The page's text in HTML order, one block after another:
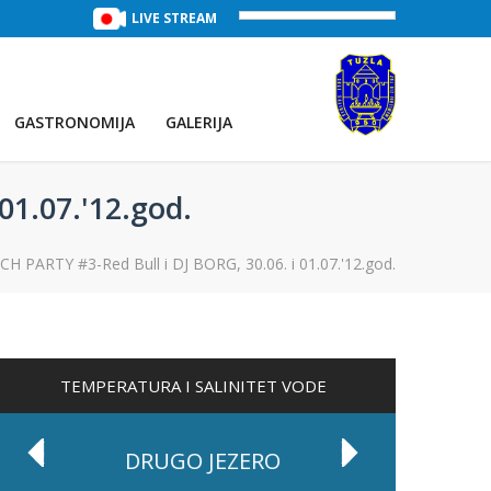
TREĆE JEZERO (Voda:28 °C, Salinitet:30 g/L)
LIVE STREAM
GASTRONOMIJA GALERIJA
PARTY #3-Red Bull i DJ BORG, 30.06. i 01.07.'12.god.
TEMPERATURA I SALINITET VODE
DRUGO JEZERO